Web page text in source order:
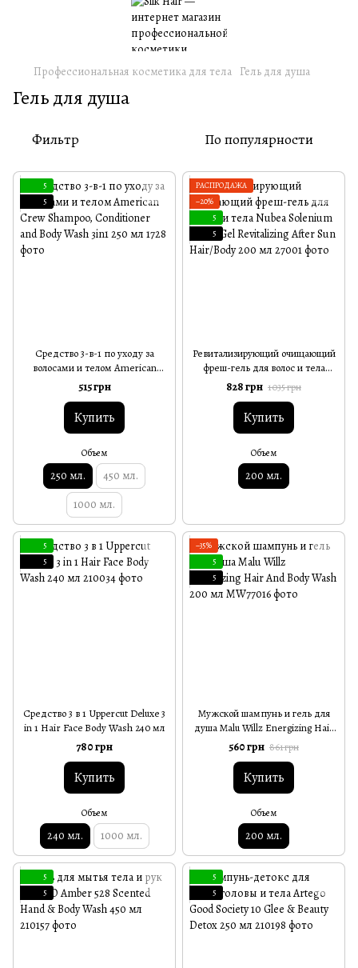
Профессиональная косметика для тела Гель для душа
Гель для душа
Фильтр По популярности
5
5
Средство 3-в-1 по уходу за
волосами и телом American
Crew Shampoo, Conditioner and
Body Wash 3in1 250 мл
515 грн
Купить
Объем
250 мл.
450 мл.
1000 мл.
РАСПРОДАЖА
−20%
5
5
Ревитализирующий очищающий
фреш-гель для волос и тела
Nubea Solenium Fresh-Gel
Revitalizing After Sun Hair/Body
200 мл
828 грн 1 035 грн
Купить
Объем
200 мл.
5
5
Средство 3 в 1 Uppercut Deluxe 3
in 1 Hair Face Body Wash 240 мл
780 грн
Купить
Объем
240 мл. 1000 мл.
−35%
5
5
Мужской шампунь и гель для
душа Malu Willz Energizing Hair
And Body Wash 200 мл
560 грн 861 грн
Купить
Объем
200 мл.
5
5
5
5